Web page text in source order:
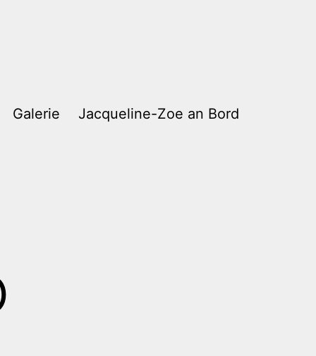
Galerie Jacqueline-Zoe an Bord